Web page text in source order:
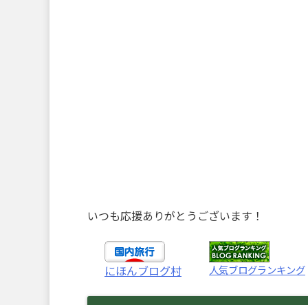
いつも応援ありがとうございます！
にほんブログ村 人気ブログランキング